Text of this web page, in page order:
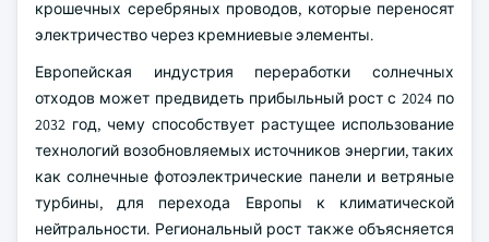
крошечных серебряных проводов, которые переносят
электричество через кремниевые элементы.
Европейская индустрия переработки солнечных
отходов может предвидеть прибыльный рост с 2024 по
2032 год, чему способствует растущее использование
технологий возобновляемых источников энергии, таких
как солнечные фотоэлектрические панели и ветряные
турбины, для перехода Европы к климатической
нейтральности. Региональный рост также объясняется